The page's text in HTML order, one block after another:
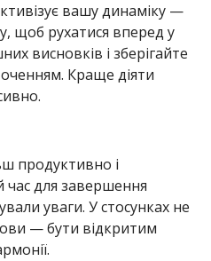
вашу динаміку —
щоб рухатися вперед у
висновків і зберігайте
Краще діяти
продуктивно і
для завершення
уваги. У стосунках не
— бути відкритим